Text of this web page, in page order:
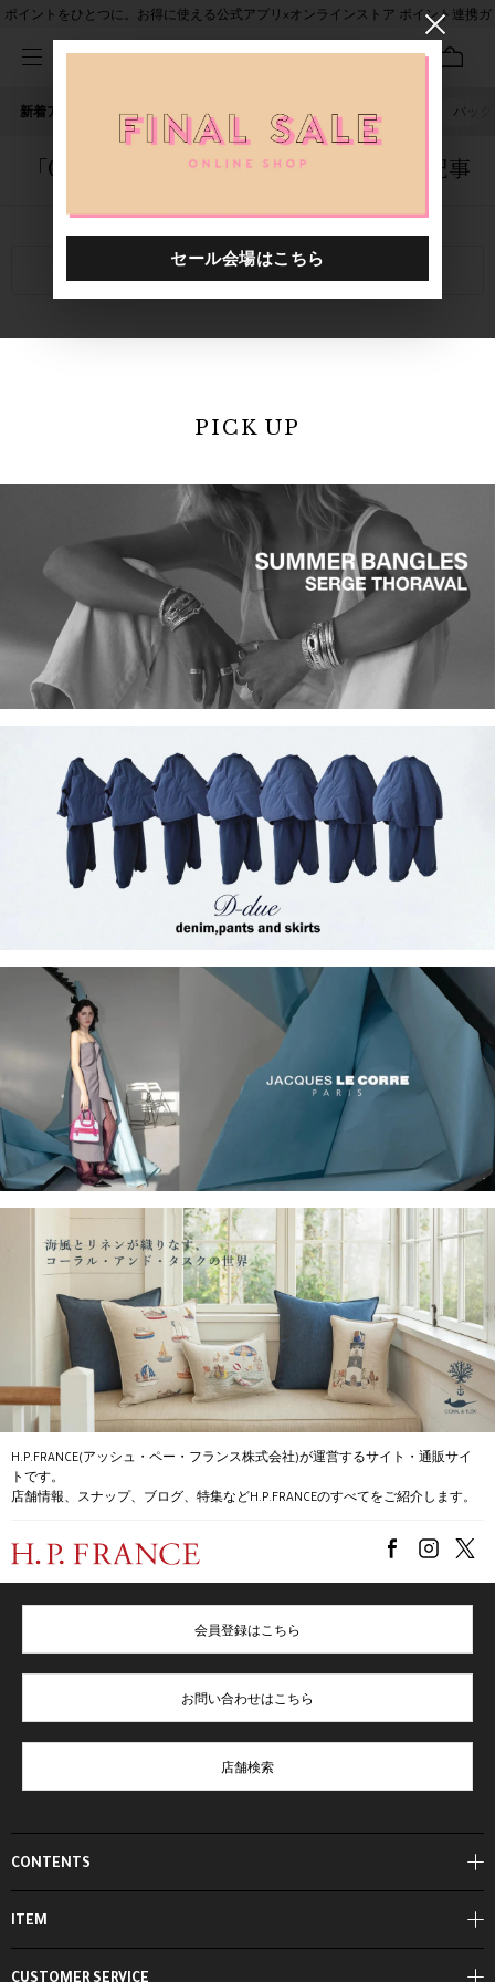
ポイントをひとつに。お得に使える公式アプリ×オンラインストア ポイント連携ガ
新着アイテム 人気ワード セール 40th限定 バッグ
「0000644.2510600.0002」に関する記事
関連キーワード
PICK UP
H.P.FRANCE(アッシュ・ペー・フランス株式会社)が運営するサイト・通販サイ
トです。
店舗情報、スナップ、ブログ、特集などH.P.FRANCEのすべてをご紹介します。
CONTENTS
ITEM
会員登録はこちら
お問い合わせはこちら
店舗検索